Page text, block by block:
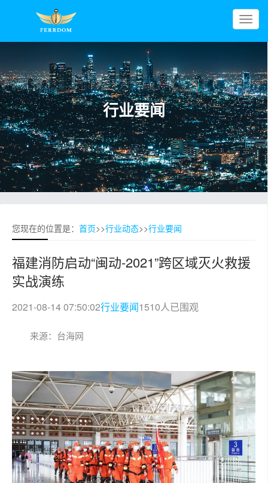
T
g
l
e
n
a
v
i
g
a
t
行业要闻
您现在的位置是： 首页>>行业动态>>行业要闻
福建消防启动“闽动-2021”跨区域灭火救援
实战演练
2021-08-14 07:50:02行业要闻1510人已围观
来源：台海网